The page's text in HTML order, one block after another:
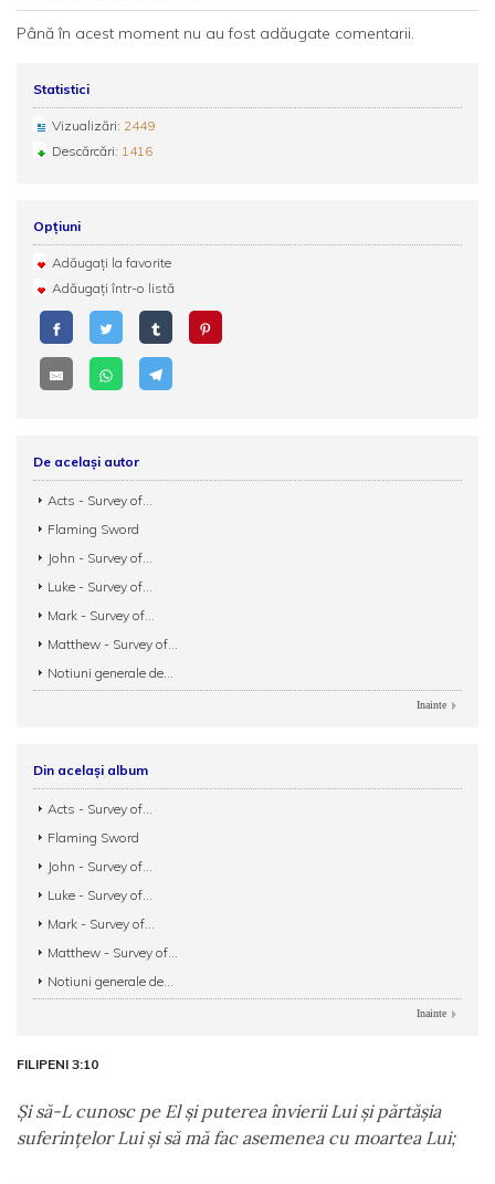
Până în acest moment nu au fost adăugate comentarii.
Statistici
Vizualizări: 2449
Descărcări: 1416
Opțiuni
Adăugați la favorite
Adăugați într-o listă
De același autor
Acts - Survey of...
Flaming Sword
John - Survey of...
Luke - Survey of...
Mark - Survey of...
Matthew - Survey of...
Notiuni generale de...
Inainte
Din același album
Acts - Survey of...
Flaming Sword
John - Survey of...
Luke - Survey of...
Mark - Survey of...
Matthew - Survey of...
Notiuni generale de...
Inainte
FILIPENI 3:10
Şi să-L cunosc pe El şi puterea învierii Lui şi părtăşia
suferinţelor Lui şi să mă fac asemenea cu moartea Lui;